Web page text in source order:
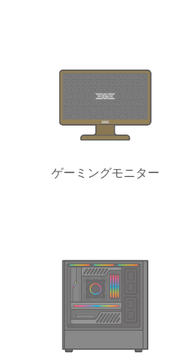
ゲーミングモニター